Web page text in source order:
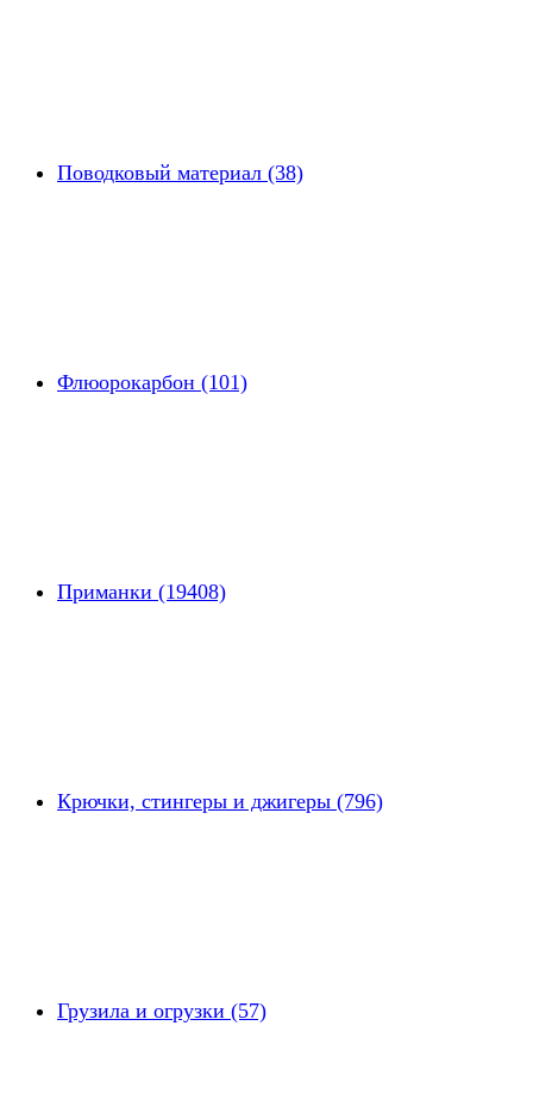
Поводковый материал (38)
Флюорокарбон (101)
Приманки (19408)
Крючки, стингеры и джигеры (796)
Грузила и огрузки (57)